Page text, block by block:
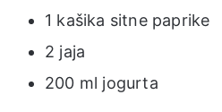
1 kašika sitne paprike
2 jaja
200 ml jogurta